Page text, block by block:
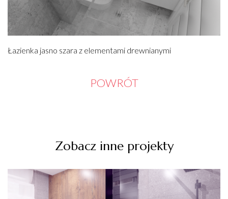
Łazienka jasno szara z elementami drewnianymi
POWRÓT
Zobacz inne projekty